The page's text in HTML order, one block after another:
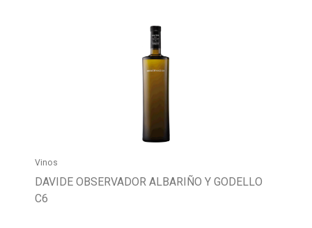
Vinos
DAVIDE OBSERVADOR ALBARIÑO Y GODELLO
C6